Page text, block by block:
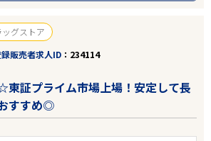
ッグストア
販売者求人ID 234114
東証プライム市場上場！安定して長
すすめ◎